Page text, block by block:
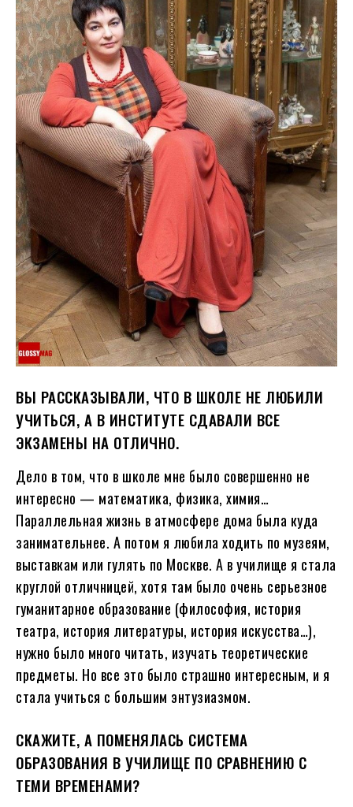
ВЫ РАССКАЗЫВАЛИ, ЧТО В ШКОЛЕ НЕ ЛЮБИЛИ
УЧИТЬСЯ, А В ИНСТИТУТЕ СДАВАЛИ ВСЕ
ЭКЗАМЕНЫ НА ОТЛИЧНО.
Дело в том, что в школе мне было совершенно не
интересно — математика, физика, химия…
Параллельная жизнь в атмосфере дома была куда
занимательнее. А потом я любила ходить по музеям,
выставкам или гулять по Москве. А в училище я стала
круглой отличницей, хотя там было очень серьезное
гуманитарное образование (философия, история
театра, история литературы, история искусства…),
нужно было много читать, изучать теоретические
предметы. Но все это было страшно интересным, и я
стала учиться с большим энтузиазмом.
СКАЖИТЕ, А ПОМЕНЯЛАСЬ СИСТЕМА
ОБРАЗОВАНИЯ В УЧИЛИЩЕ ПО СРАВНЕНИЮ С
ТЕМИ ВРЕМЕНАМИ?